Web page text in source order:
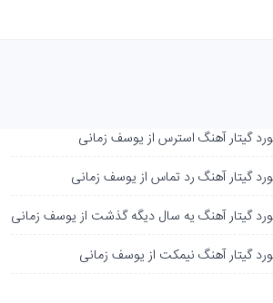
گیتار آهنگ استرس از یوسف زمانی
گیتار آهنگ رد تماس از یوسف زمانی
گیتار آهنگ یه سال دیگه گذشت از یوسف زمانی
گیتار آهنگ نیمکت از یوسف زمانی